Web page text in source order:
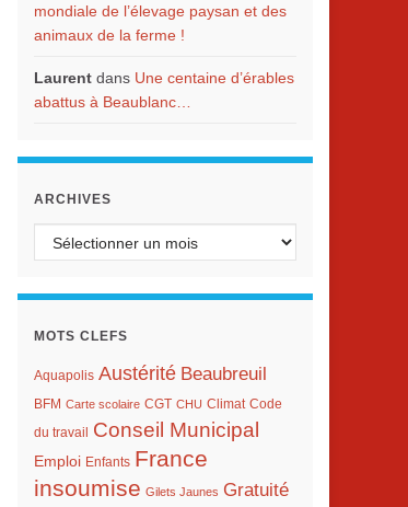
mondiale de l’élevage paysan et des
animaux de la ferme !
Laurent dans Une centaine d’érables
abattus à Beaublanc…
ARCHIVES
Archives
MOTS CLEFS
Aquapolis Austérité Beaubreuil
BFM Carte scolaire CGT CHU Climat Code
du travail Conseil Municipal
Emploi Enfants France
insoumise Gilets Jaunes Gratuité